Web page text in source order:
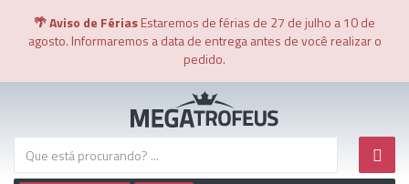
🌴 Aviso de FériasEstaremos de férias de 27 de julho a 10 de
agosto. Informaremos a data de entrega antes de você realizar o
pedido.